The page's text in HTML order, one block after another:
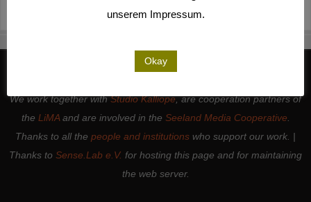
We work together withStudio Kalliope, are cooperation partners of
the LiMAand are involved in the Seeland Media Cooperative
Thanks to all the people and institutions who support our work. |
Thanks to Sense.Lab e.V. for hosting this page and for maintaining
the web server.
unserem Impressum.
Okay